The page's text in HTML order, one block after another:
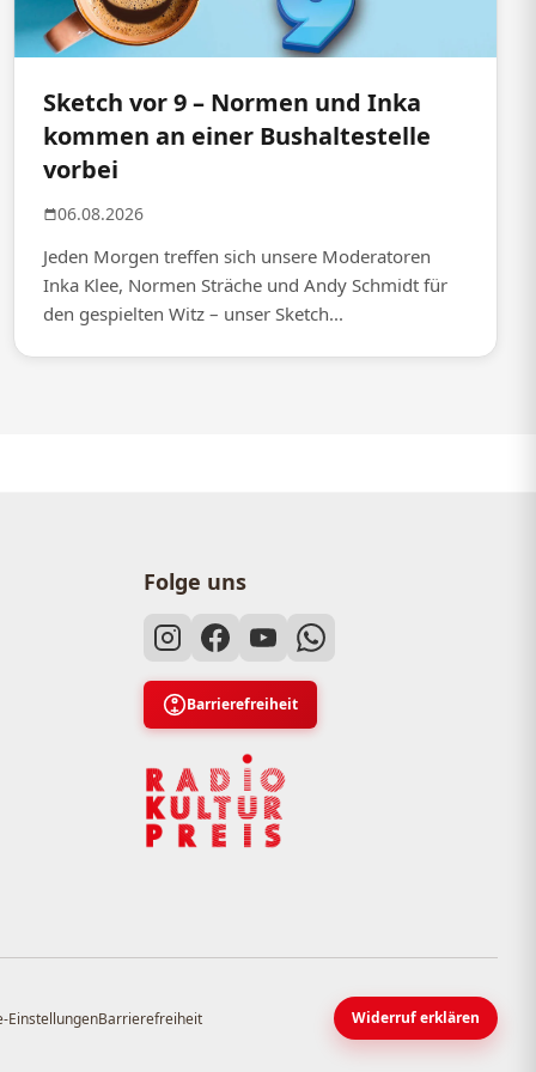
Sketch vor 9 – Normen und Inka
kommen an einer Bushaltestelle
vorbei
06.08.2026
Jeden Morgen treffen sich unsere Moderatoren
Inka Klee, Normen Sträche und Andy Schmidt für
den gespielten Witz – unser Sketch...
Folge uns
Barrierefreiheit
EinstellungenBarrierefreiheit Widerruf erklären